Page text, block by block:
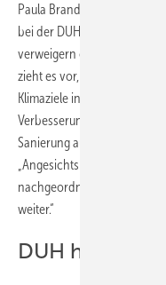
Paula Brandmeyer,
bei der DUH kritisiert die
verweigern offen den
zieht es vor, ein Budget für
Klimaziele in den Haushalt
Verbesserung zu
Sanierung aufgrund von
„Angesichts des
nachgeordneten Behörden
weiter.“
DUH hat sechs